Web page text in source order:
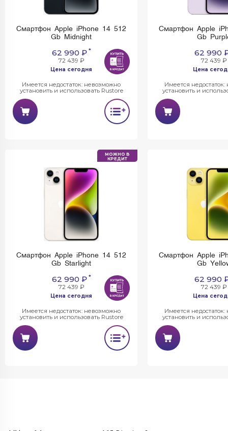
Смартфон Apple iPhone 14 512
Gb Midnight
62 990 ₽*
72 439 ₽
Цена сегодня
Имеется недостаток: невозможно
установить и использовать Rustore
Смартфон Apple
Gb
62 990
72 439 ₽
Цена
Имеется
установить и
МОЖНО В
КРЕДИТ
Смартфон Apple iPhone 14 512
Gb Starlight
62 990 ₽*
72 439 ₽
Цена сегодня
Имеется недостаток: невозможно
установить и использовать Rustore
Смартфон Apple
Gb
62 990
72 439 ₽
Цена
Имеется
установить и